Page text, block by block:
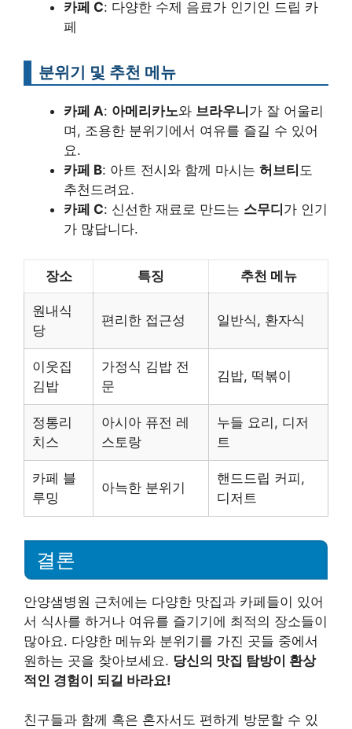
카페 C: 다양한 수제 음료가 인기인 드립 카
페
분위기 및 추천 메뉴
카페 A: 아메리카노와 브라우니 가 잘 어울리
며, 조용한 분위기에서 여유를 즐길 수 있어
요.
카페 B: 아트 전시와 함께 마시는 허브티 도
추천드려요.
카페 C: 신선한 재료로 만드는 스무디 가 인기
가 많답니다.
장소 특징 추천 메뉴
원내식
당
편리한 접근성 일반식, 환자식
이웃집
김밥
가정식 김밥 전
문
김밥, 떡볶이
정통리
치스
아시아 퓨전 레
스토랑
누들 요리, 디저
트
카페 블
루밍
아늑한 분위기
핸드드립 커피,
디저트
결론
안양샘병원 근처에는 다양한 맛집과 카페들이 있어
서 식사를 하거나 여유를 즐기기에 최적의 장소들이
많아요. 다양한 메뉴와 분위기를 가진 곳들 중에서
원하는 곳을 찾아보세요. 당신의 맛집 탐방이 환상
적인 경험이 되길 바라요!
친구들과 함께 혹은 혼자서도 편하게 방문할 수 있